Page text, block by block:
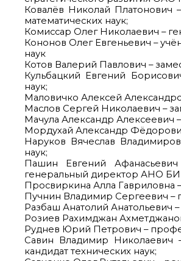
Ковалёв Николай
математических наук;
Комиссар Олег Николаевич –
Кононов Олег Евгеньевич –
наук
Котов Валерий Павлович –
Кульбацкий Евгений
наук;
Маловичко Алексей
Маслов Сергей Николаевич –
Мачула Александр Алексеевич
Мордухай Александр
Наруков Вячеслав
наук;
Пашин Евгений
генеральный директор АНО БИ
Просвиркина Алла Гавриловна
Пучнин Владимир Сергеевич –
Разбаш Анатолий Анатольевич
Розиев Рахимджан
Руднев Юрий Петрович –
Савин Владимир Николаевич
кандидат технических наук;